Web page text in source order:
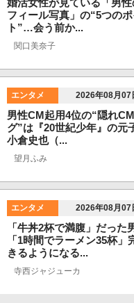
フィール写真」の“5つの
ト”…会う前か...
関口美奈子
エンタメ 2026年08月07
男性CM起用4位の“隠れ
グ”は『20世紀少年』の元
小倉史也（...
望月ふみ
エンタメ 2026年08月07
「牛丼2杯で満腹」だった
「1時間でラーメン35杯」
きるようになる...
寺西ジャジューカ